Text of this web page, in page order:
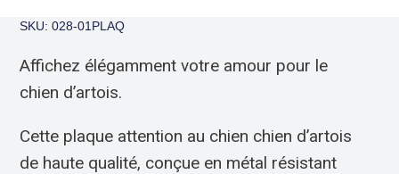
SKU: 028-01PLAQ
Affichez élégamment votre amour pour le
chien d’artois.
Cette plaque attention au chien chien d’artois
de haute qualité, conçue en métal résistant